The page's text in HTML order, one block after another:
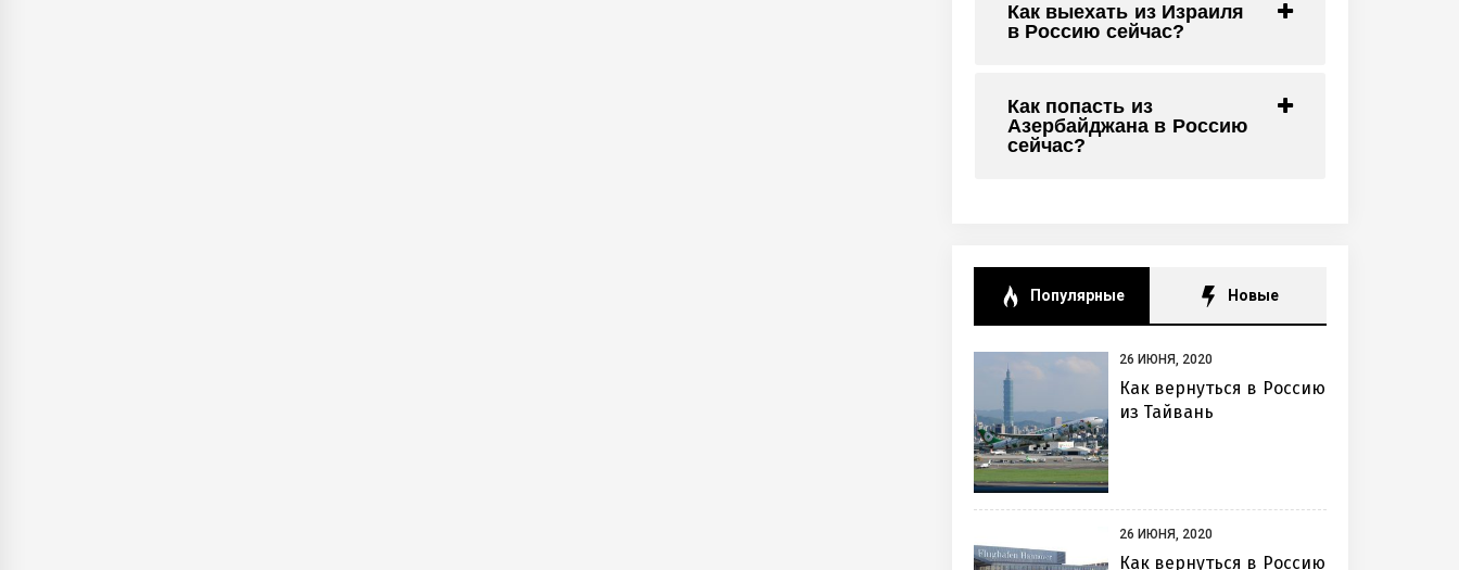
Как выехать из Израиля
в Россию сейчас?
Как попасть из
Азербайджана в Россию
сейчас?
Популярные Новые
26 ИЮНЯ, 2020
Как вернуться в Россию
из Тайвань
26 ИЮНЯ, 2020
Как вернуться в Россию